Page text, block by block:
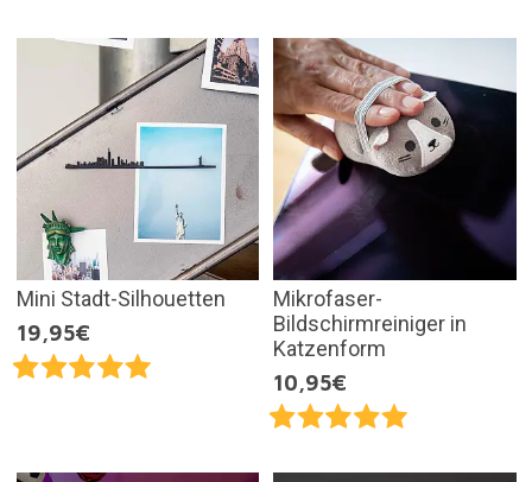
Mini Stadt-Silhouetten
19,95€
Mikrofaser-
Bildschirmreiniger in
Katzenform
10,95€